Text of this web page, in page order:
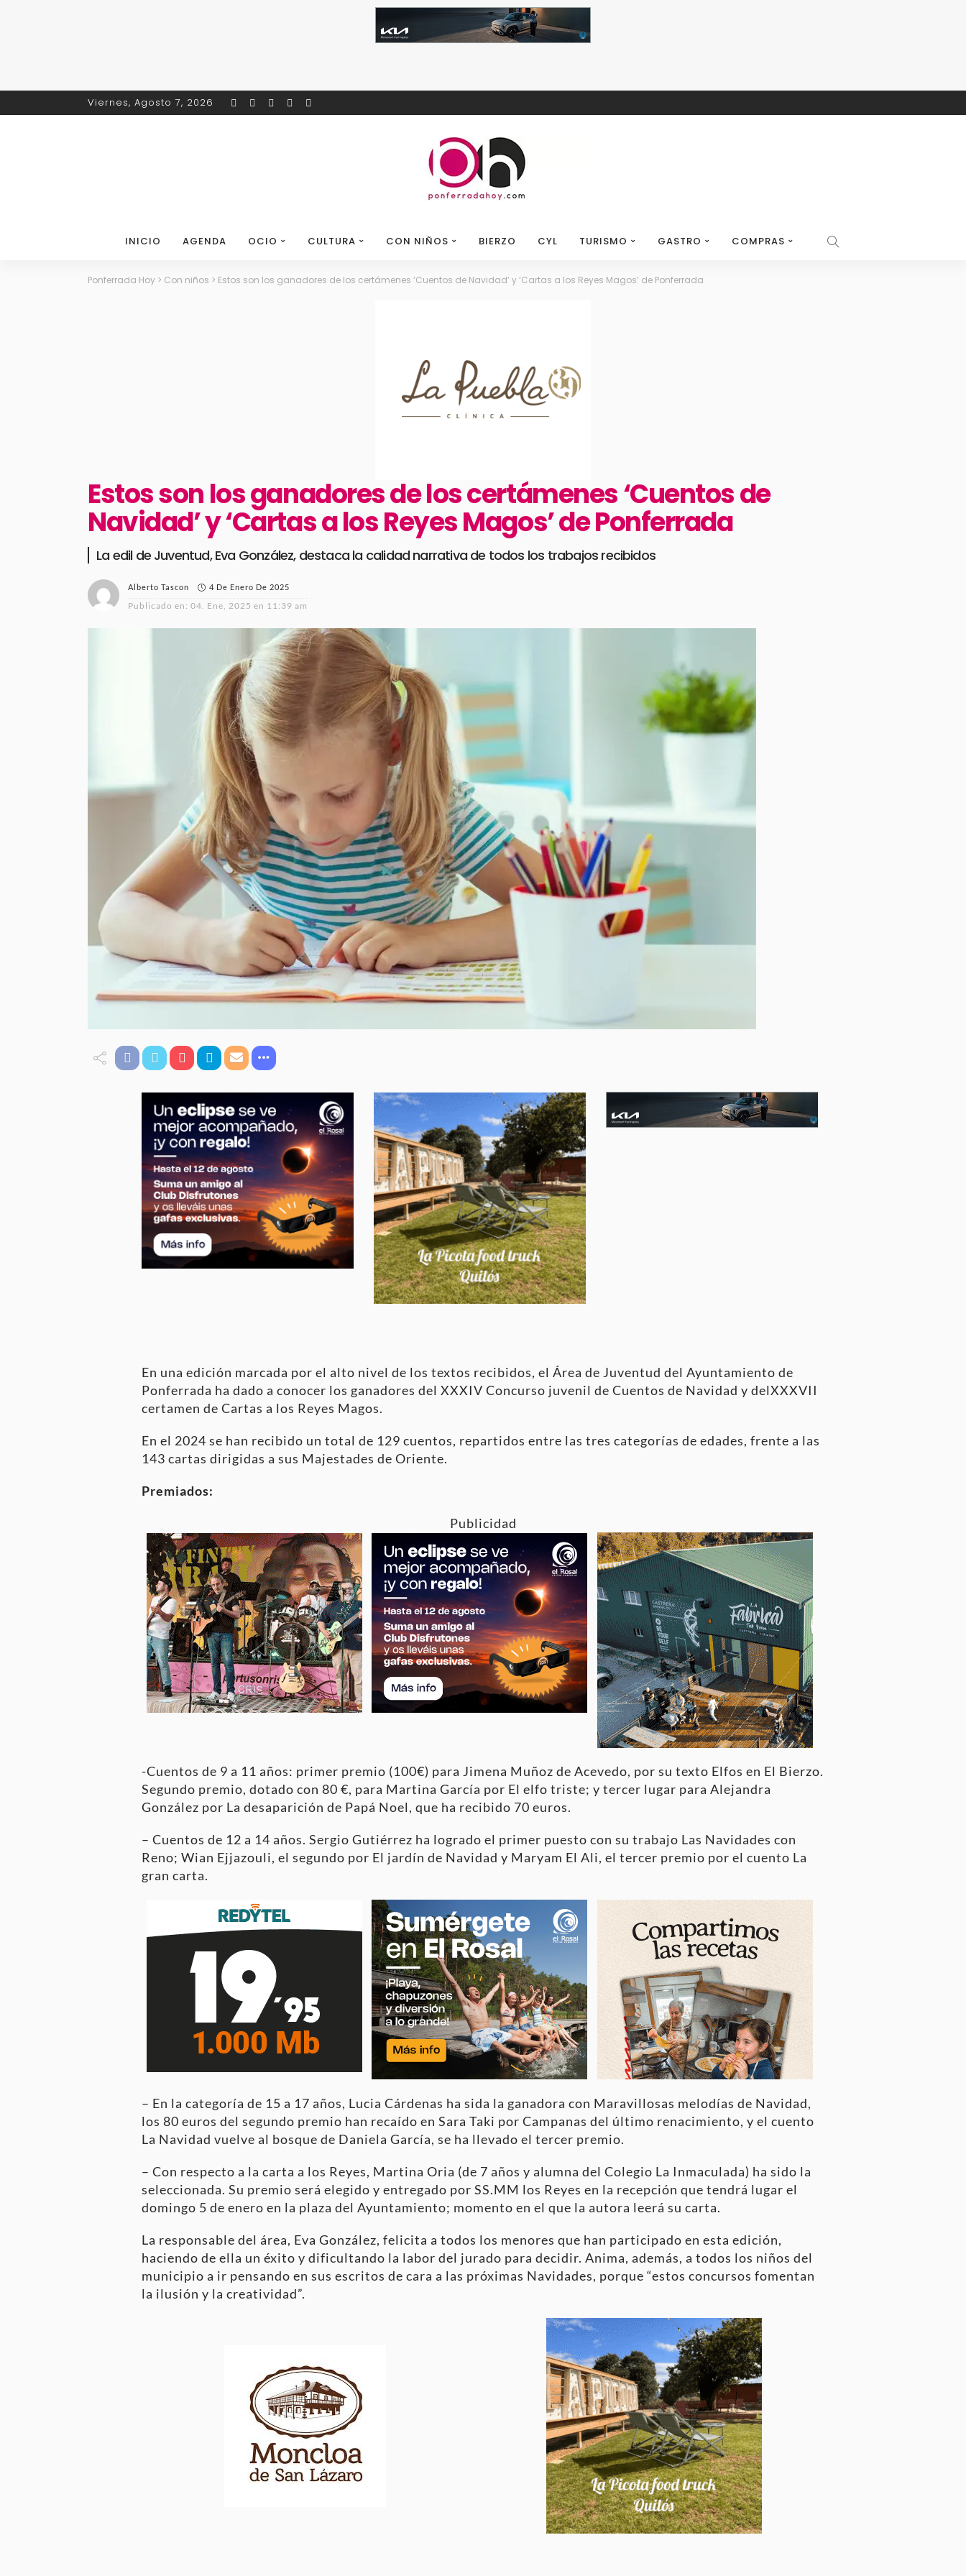
Viernes, Agosto 7, 2026
INICIO AGENDA OCIO CULTURA CON NIÑOS BIERZO CYL TURISMO GASTRO COMPRAS
Ponferrada Hoy > Con niños > Estos son los ganadores de los certámenes ‘Cuentos de Navidad’ y ‘Cartas a los Reyes Magos’ de Ponferrada
Estos son los ganadores de los certámenes ‘Cuentos de
Navidad’ y ‘Cartas a los Reyes Magos’ de Ponferrada
La edil de Juventud, Eva González, destaca la calidad narrativa de todos los trabajos recibidos
Alberto Tascon 4 De Enero De 2025
Publicado en: 04. Ene, 2025 en 11:39 am
En una edición marcada por el alto nivel de los textos recibidos, el Área de Juventud del Ayuntamiento de
Ponferrada ha dado a conocer los ganadores del XXXIV Concurso juvenil de Cuentos de Navidad y delXXXVII
certamen de Cartas a los Reyes Magos.
En el 2024 se han recibido un total de 129 cuentos, repartidos entre las tres categorías de edades, frente a las
143 cartas dirigidas a sus Majestades de Oriente.
Premiados:
Publicidad
-Cuentos de 9 a 11 años: primer premio (100€) para Jimena Muñoz de Acevedo, por su texto Elfos en El Bierzo.
Segundo premio, dotado con 80 €, para Martina García por El elfo triste; y tercer lugar para Alejandra
González por La desaparición de Papá Noel, que ha recibido 70 euros.
– Cuentos de 12 a 14 años. Sergio Gutiérrez ha logrado el primer puesto con su trabajo Las Navidades con
Reno; Wian Ejjazouli, el segundo por El jardín de Navidad y Maryam El Ali, el tercer premio por el cuento La
gran carta.
– En la categoría de 15 a 17 años, Lucia Cárdenas ha sida la ganadora con Maravillosas melodías de Navidad,
los 80 euros del segundo premio han recaído en Sara Taki por Campanas del último renacimiento, y el cuento
La Navidad vuelve al bosque de Daniela García, se ha llevado el tercer premio.
– Con respecto a la carta a los Reyes, Martina Oria (de 7 años y alumna del Colegio La Inmaculada) ha sido la
seleccionada. Su premio será elegido y entregado por SS.MM los Reyes en la recepción que tendrá lugar el
domingo 5 de enero en la plaza del Ayuntamiento; momento en el que la autora leerá su carta.
La responsable del área, Eva González, felicita a todos los menores que han participado en esta edición,
haciendo de ella un éxito y dificultando la labor del jurado para decidir. Anima, además, a todos los niños del
municipio a ir pensando en sus escritos de cara a las próximas Navidades, porque “estos concursos fomentan
la ilusión y la creatividad”.